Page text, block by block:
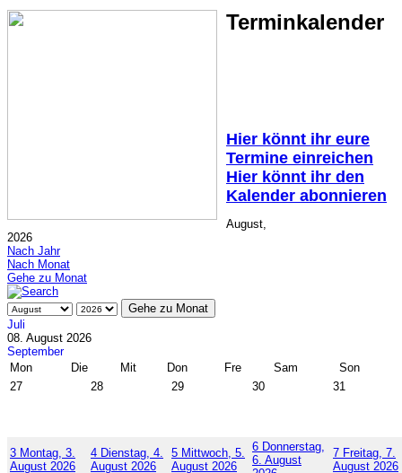
Terminkalender
Hier könnt ihr eure
Termine einreichen
Hier könnt ihr den
Kalender abonnieren
August,
2026
Nach Jahr
Nach Monat
Gehe zu Monat
Gehe zu Monat
Juli
08. August 2026
September
Mon
Die Mit Don Fre Sam
Son
27
28 29 30 31
3 Montag, 3.
August 2026
4 Dienstag, 4.
August 2026
5 Mittwoch, 5.
August 2026
6 Donnerstag,
6. August
7 Freitag, 7.
August 2026